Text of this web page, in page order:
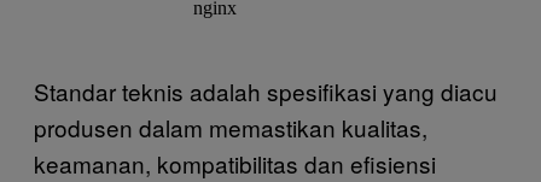
Standar teknis adalah spesifikasi yang diacu
produsen dalam memastikan kualitas,
keamanan, kompatibilitas dan efisiensi